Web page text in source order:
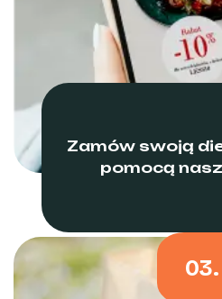
Zamów swoją
pomocą
03.